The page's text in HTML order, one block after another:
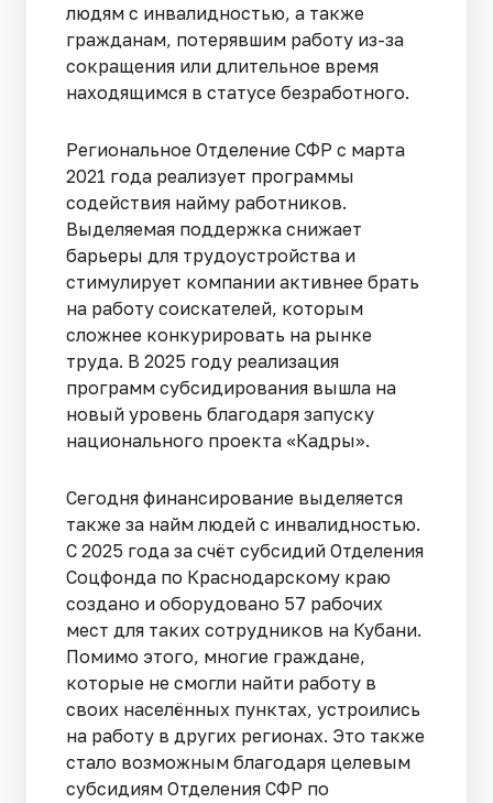
людям с инвалидностью, а также
гражданам, потерявшим работу из-за
сокращения или длительное время
находящимся в статусе безработного.
Региональное Отделение СФР с марта
2021 года реализует программы
содействия найму работников.
Выделяемая поддержка снижает
барьеры для трудоустройства и
стимулирует компании активнее брать
на работу соискателей, которым
сложнее конкурировать на рынке
труда. В 2025 году реализация
программ субсидирования вышла на
новый уровень благодаря запуску
национального проекта «Кадры».
Сегодня финансирование выделяется
также за найм людей с инвалидностью.
С 2025 года за счёт субсидий Отделения
Соцфонда по Краснодарскому краю
создано и оборудовано 57 рабочих
мест для таких сотрудников на Кубани.
Помимо этого, многие граждане,
которые не смогли найти работу в
своих населённых пунктах, устроились
на работу в других регионах. Это также
стало возможным благодаря целевым
субсидиям Отделения СФР по